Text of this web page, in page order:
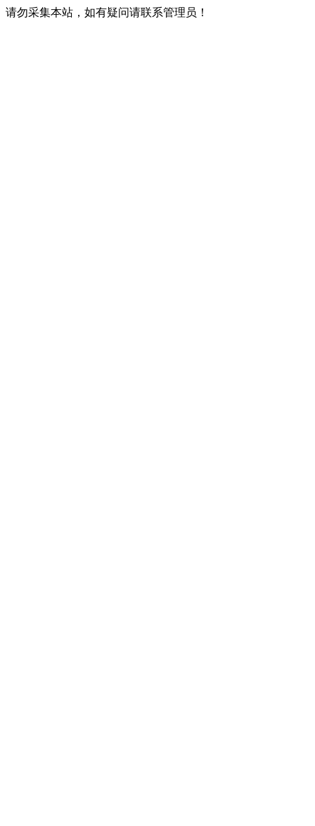
请勿采集本站，如有疑问请联系管理员！